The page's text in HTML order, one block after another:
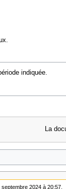
indiquée.
La
2024 à 20:57.